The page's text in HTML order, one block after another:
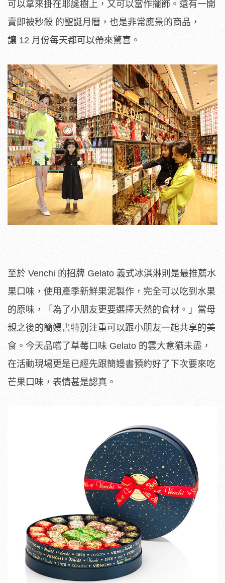
可以拿來掛在耶誕樹上，又可以當作擺飾。還有一開
賣即被秒殺 的聖誕月曆，也是非常應景的商品，
讓 12 月份每天都可以帶來驚喜。
至於 Venchi 的招牌 Gelato 義式冰淇淋則是最推薦水
果口味，使用產季新鮮果泥製作，完全可以吃到水果
的原味，「為了小朋友更要選擇天然的食材。」當母
親之後的簡嫚書特別注重可以跟小朋友一起共享的美
食。今天品嚐了草莓口味 Gelato 的雲大意猶未盡，
在活動現場更是已經先跟簡嫚書預約好了下次要來吃
芒果口味，表情甚是認真。